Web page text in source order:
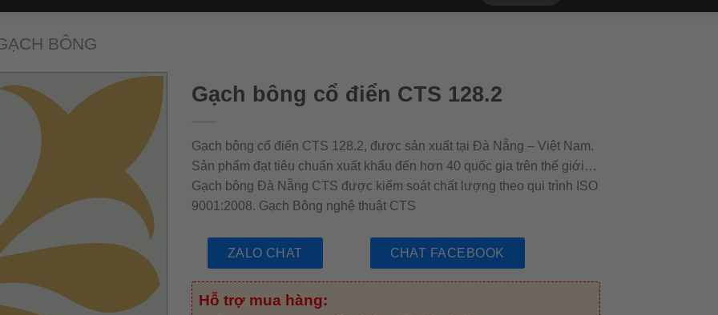
BÔNG
Gạch bông cổ điển CTS 128.2
Gạch bông cổ điển CTS 128.2, được sản xuất tại Đà Nẵng – Việt Nam.
Sản phẩm đạt tiêu chuẩn xuất khẩu đến hơn 40 quốc gia trên thế giới…
Gạch bông Đà Nẵng CTS được kiểm soát chất lượng theo qui trình ISO
9001:2008. Gạch Bông nghệ thuật CTS
ZALO CHAT CHAT FACEBOOK
Hỗ trợ mua hàng: